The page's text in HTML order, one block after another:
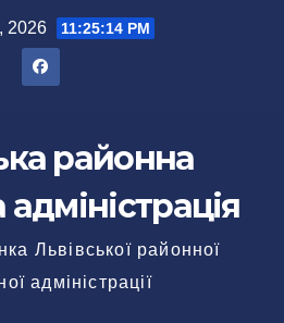
2026 11:25:15 PM
районна
Львівської районної
адміністрації